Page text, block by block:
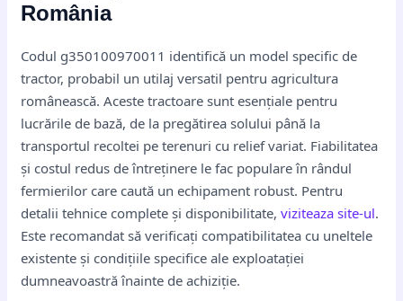
România
Codul g350100970011 identifică un model specific de
tractor, probabil un utilaj versatil pentru agricultura
românească. Aceste tractoare sunt esențiale pentru
lucrările de bază, de la pregătirea solului până la
transportul recoltei pe terenuri cu relief variat. Fiabilitatea
și costul redus de întreținere le fac populare în rândul
fermierilor care caută un echipament robust. Pentru
detalii tehnice complete și disponibilitate,viziteaza site-ul.
Este recomandat să verificați compatibilitatea cu uneltele
existente și condițiile specifice ale exploatației
dumneavoastră înainte de achiziție.